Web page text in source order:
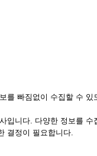
를 빠짐없이 수집할 수
입니다. 다양한 정보를
결정이 필요합니다.